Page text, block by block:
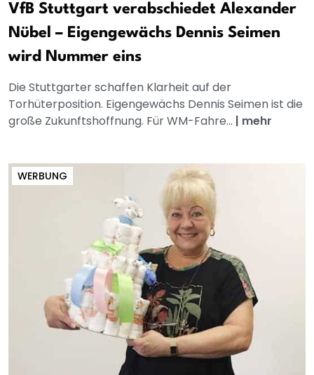
VfB Stuttgart verabschiedet Alexander
Nübel – Eigengewächs Dennis Seimen
wird Nummer eins
Die Stuttgarter schaffen Klarheit auf der
Torhüterposition. Eigengewächs Dennis Seimen ist die
große Zukunftshoffnung. Für WM-Fahre... | mehr
WERBUNG